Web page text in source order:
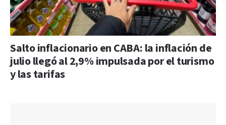
Salto inflacionario en CABA: la inflación de
julio llegó al 2,9% impulsada por el turismo
y las tarifas